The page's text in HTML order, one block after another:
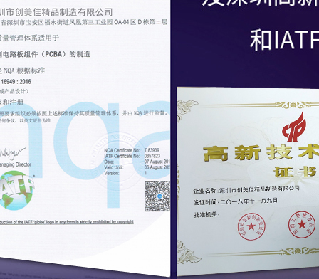
消费类
安防类
通讯类
新能源
机器人
智能厨电
智能穿戴